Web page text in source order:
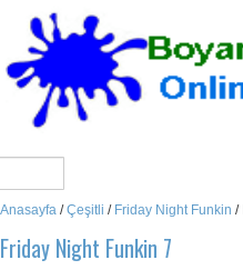
Anasayfa /Çeşitli / Friday Night Funkin /
Friday Night Funkin 7